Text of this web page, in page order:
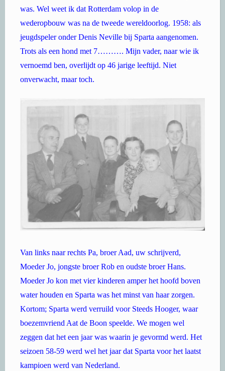
was. Wel weet ik dat Rotterdam volop in de
wederopbouw was na de tweede wereldoorlog. 1958: als
jeugdspeler onder Denis Neville bij Sparta aangenomen.
Trots als een hond met 7………. Mijn vader, naar wie ik
vernoemd ben, overlijdt op 46 jarige leeftijd. Niet
onverwacht, maar toch.
Van links naar rechts Pa, broer Aad, uw schrijverd,
Moeder Jo, jongste broer Rob en oudste broer Hans.
Moeder Jo kon met vier kinderen amper het hoofd boven
water houden en Sparta was het minst van haar zorgen.
Kortom; Sparta werd verruild voor Steeds Hooger, waar
boezemvriend Aat de Boon speelde. We mogen wel
zeggen dat het een jaar was waarin je gevormd werd. Het
seizoen 58-59 werd wel het jaar dat Sparta voor het laatst
kampioen werd van Nederland.